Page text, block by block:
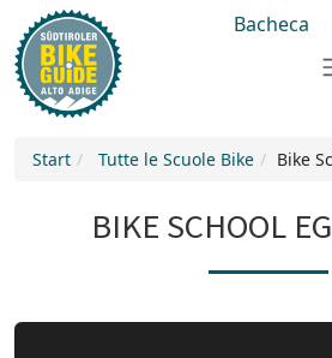
Bacheca
Start Tutte le Scuole Bike Bike
BIKE SCHOOL